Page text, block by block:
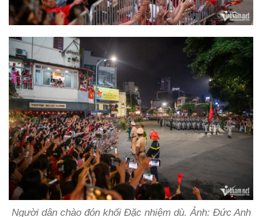
Người dân chào đón khối Đặc nhiệm dù. Ảnh: Đức Anh